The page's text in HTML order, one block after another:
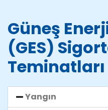
Güneş
(GES)
Teminatları
Yangın